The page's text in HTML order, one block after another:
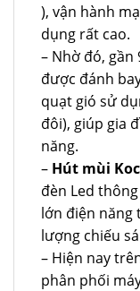
), vận hành
dụng rất cao.
– Nhờ đó, gần
được đánh
quạt gió sử
đôi), giúp gia
năng.
– Hút mùi
đèn Led
lớn điện năng
lượng chiếu
– Hiện nay
phân phối